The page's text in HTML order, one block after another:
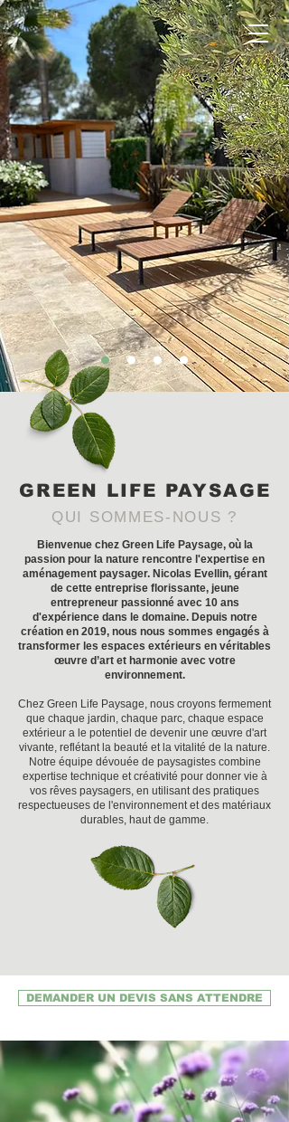
GREEN LIFE PAYSAGE
QUI SOMMES-NOUS ?
Bienvenue chez Green Life Paysage, où la
passion pour la nature rencontre l'expertise en
aménagement paysager. Nicolas Evellin, gérant
de cette entreprise florissante, jeune
entrepreneur passionné avec 10 ans
d'expérience dans le domaine. Depuis notre
création en 2019, nous nous sommes engagés à
transformer les espaces extérieurs en véritables
œuvre d’art et harmonie avec votre
environnement.
Chez Green Life Paysage, nous croyons fermement
que chaque jardin, chaque parc, chaque espace
extérieur a le potentiel de devenir une œuvre d'art
vivante, reflétant la beauté et la vitalité de la nature.
Notre équipe dévouée de paysagistes combine
expertise technique et créativité pour donner vie à
vos rêves paysagers, en utilisant des pratiques
respectueuses de l'environnement et des matériaux
durables, haut de gamme.
DEMANDER UN DEVIS SANS ATTENDRE